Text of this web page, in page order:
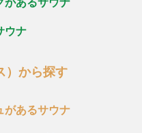
があるサウナ
ウナ
）から探す
があるサウナ